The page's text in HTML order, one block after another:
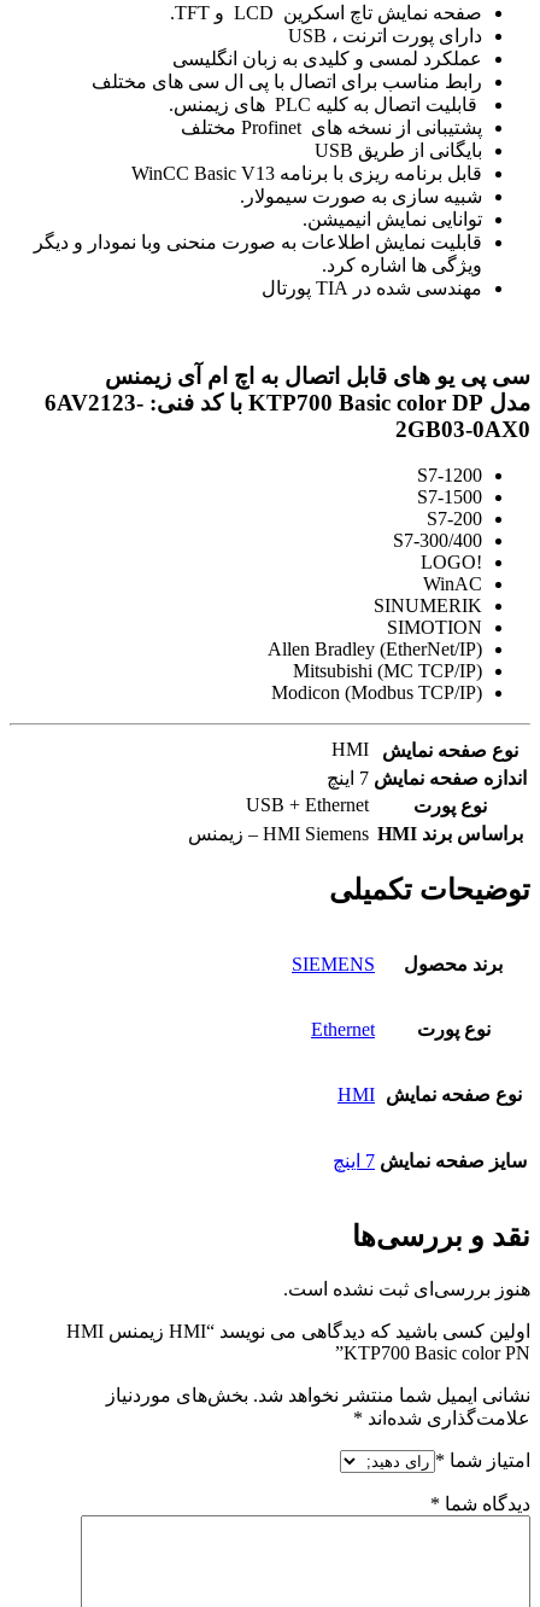
صفحه نمایش تاچ اسکرین LCD و TFT
.
دارای پورت اترنت ، USB
عملکرد لمسی و کلیدی به زبان انگلیسی
رابط مناسب برای اتصال با پی ال سی های مختلف
قابلیت اتصال به کلیه PLC های زیمنس.
پشتیبانی از نسخه های Profinet مختلف
بایگانی از طریق USB
قابل برنامه ریزی با برنامه WinCC Basic V13
شبیه سازی به صورت سیمولار.
توانایی نمایش انیمیشن.
قابلیت نمایش اطلاعات به صورت منحنی وبا نمودار و دیگر
ویژگی ها اشاره کرد.
مهندسی شده در
TIA پورتال
سی پی یو های قابل اتصال به اچ ام آی زیمنس
مدل KTP700 Basic color DP با کد فنی: 6AV2123-
2GB03-0AX0
S7-1200
S7-1500
S7-200
S7-300/400
!LOGO
WinAC
SINUMERIK
SIMOTION
(Allen Bradley (EtherNet/IP
(Mitsubishi (MC TCP/IP
(Modicon (Modbus TCP/IP
نوع صفحه نمایش
HMI
اندازه صفحه نمایش 7 اینچ
نوع پورت
USB + Ethernet
براساس برند HMI
HMI Siemens – زیمنس
توضیحات تکمیلی
برند محصول SIEMENS
نوع پورت Ethernet
نوع صفحه نمایش HMI
سایز صفحه نمایش 7 اینچ
نقد و بررسی‌ها
هنوز بررسی‌ای ثبت نشده است.
اولین کسی باشید که دیدگاهی می نویسد “HMI زیمنس HMI
KTP700 Basic color PN”
نشانی ایمیل شما منتشر نخواهد شد. بخش‌های موردنیاز
علامت‌گذاری شده‌اند *
امتیاز شما *
دیدگاه شما *